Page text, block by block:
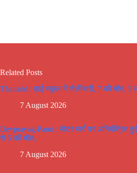
Related Posts
Thailand : हाई स्कूल में गोलीबारी, 7 की मौत,
7 August 2026
Devprayag-Pauri : मोटर मार्ग पर अनियंत्रित
से 5 की मौत..
7 August 2026